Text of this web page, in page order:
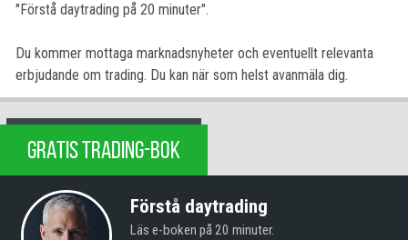
"Förstå daytrading på 20 minuter".
Du kommer mottaga marknadsnyheter och eventuellt relevanta
erbjudande om trading. Du kan när som helst avanmäla dig.
GRATIS TRADING-BOK
Förstå daytrading
Läs e-boken på 20 minuter.